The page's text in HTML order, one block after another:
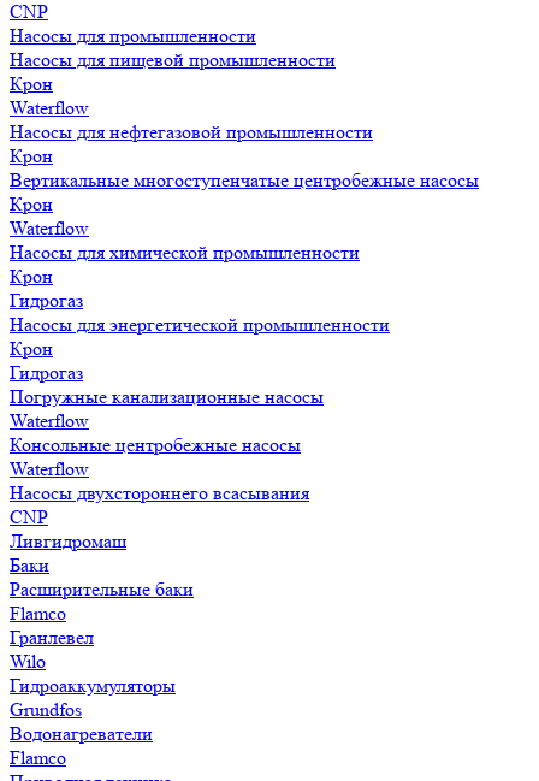
CNP
Насосы для промышленности
Насосы для пищевой промышленности
Крон
Waterflow
Насосы для нефтегазовой промышленности
Крон
Вертикальные многоступенчатые центробежные насосы
Крон
Waterflow
Насосы для химической промышленности
Крон
Гидрогаз
Насосы для энергетической промышленности
Крон
Гидрогаз
Погружные канализационные насосы
Waterflow
Консольные центробежные насосы
Waterflow
Насосы двухстороннего всасывания
CNP
Ливгидромаш
Баки
Расширительные баки
Flamco
Гранлевел
Wilo
Гидроаккумуляторы
Grundfos
Водонагреватели
Flamco